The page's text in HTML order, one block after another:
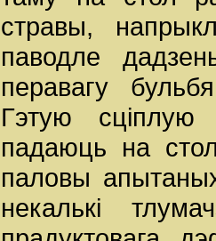
стравы,
паводле
перавагу
Гэтую сціплую
падаюць на
паловы
некалькі